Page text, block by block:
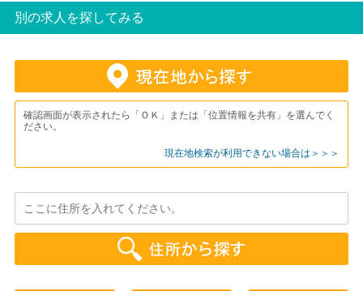
別の求人を探してみる
確認画面が表示されたら「ＯＫ」または「位置情報を共有」を選んでく
ださい。
現在地検索が利用できない場合は＞＞＞